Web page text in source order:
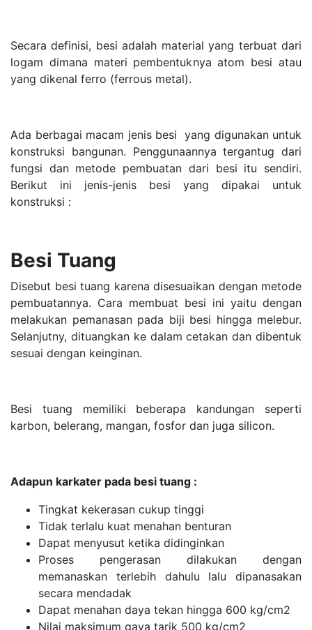
Secara definisi, besi adalah material yang terbuat dari
logam dimana materi pembentuknya atom besi atau
yang dikenal ferro (ferrous metal).
Ada berbagai macam jenis besi yang digunakan untuk
konstruksi bangunan. Penggunaannya tergantug dari
fungsi dan metode pembuatan dari besi itu sendiri.
Berikut ini jenis-jenis besi yang dipakai untuk
konstruksi :
Besi Tuang
Disebut besi tuang karena disesuaikan dengan metode
pembuatannya. Cara membuat besi ini yaitu dengan
melakukan pemanasan pada biji besi hingga melebur.
Selanjutny, dituangkan ke dalam cetakan dan dibentuk
sesuai dengan keinginan.
Besi tuang memiliki beberapa kandungan seperti
karbon, belerang, mangan, fosfor dan juga silicon.
Adapun karkater pada besi tuang :
Tingkat kekerasan cukup tinggi
Tidak terlalu kuat menahan benturan
Dapat menyusut ketika didinginkan
Proses pengerasan dilakukan dengan
memanaskan terlebih dahulu lalu dipanasakan
secara mendadak
Dapat menahan daya tekan hingga 600 kg/cm2
Nilai maksimum gaya tarik 500 kg/cm2